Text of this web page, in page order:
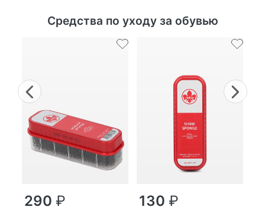
Средства по уходу за обувью
Previous
290₽ 130₽